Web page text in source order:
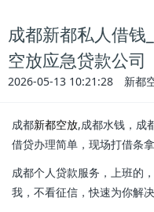
成都新都私人借钱
空放应急贷款公司
2026-05-13 10:21:28 新都
成都新都空放,成都水钱，成
借贷办理简单，现场打借条拿
成都个人贷款服务，上班的
我，不看征信，快速为你解